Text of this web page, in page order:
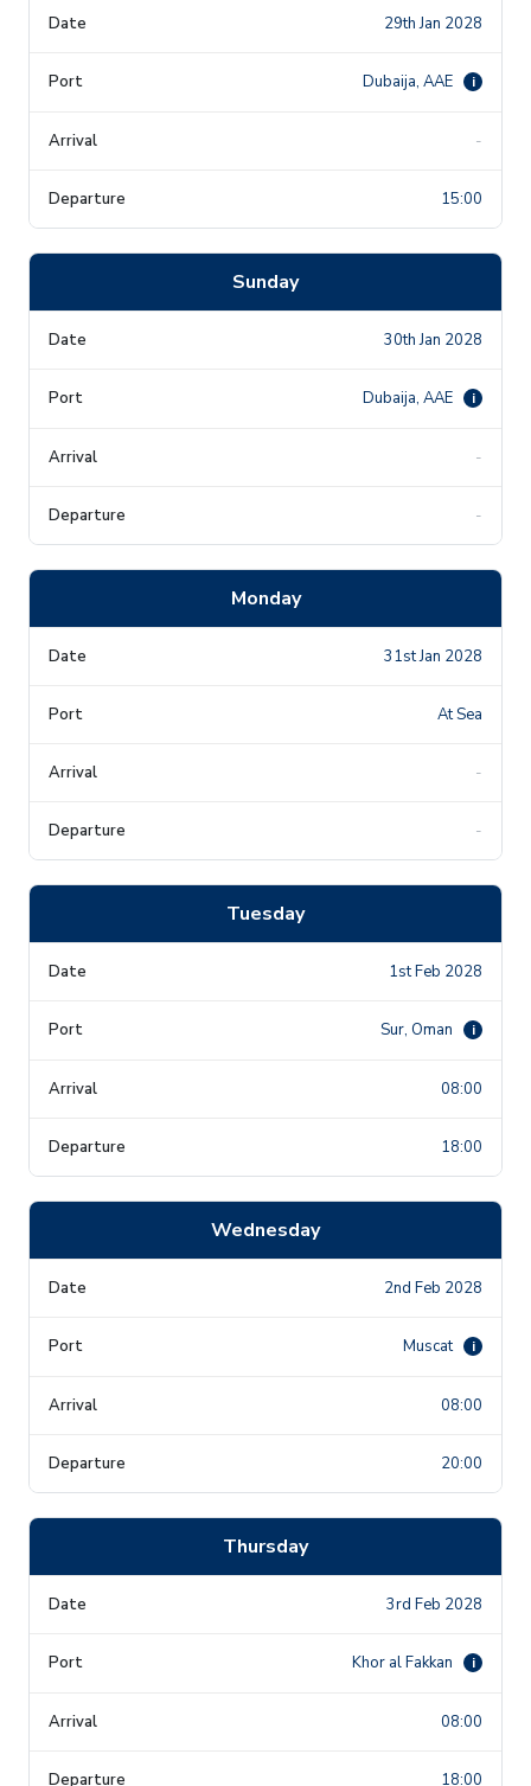
29th Jan 2028
Dubaija, AAE i
-
15:00
Sunday
30th Jan 2028
Dubaija, AAE i
-
-
Monday
31st Jan 2028
At Sea
-
-
Tuesday
1st Feb 2028
Sur, Oman i
08:00
18:00
Wednesday
2nd Feb 2028
Muscat i
08:00
20:00
Thursday
3rd Feb 2028
Khor al Fakkan i
08:00
18:00